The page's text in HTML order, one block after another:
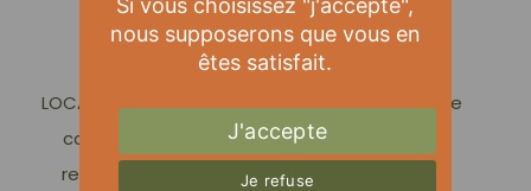
LOCA LOISIRS c’est aussi la plus grosse flotte de
camping cars en location d’Aquitaine, vous
retrouverez tous nos tarifs dans la rubrique
Si vous choisissez "j'accepte",
nous supposerons que vous en
êtes satisfait.
J'accepte
Je refuse